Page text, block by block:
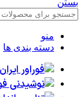
بستن
منو
دسته بندی ها